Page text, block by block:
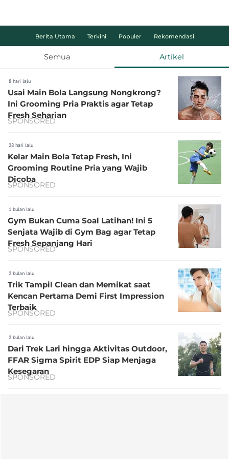
Berita Utama Terkini Populer Rekomendasi
Semua Artikel
8 hari lalu
Usai Main Bola Langsung Nongkrong?
Ini Grooming Pria Praktis agar Tetap
Fresh Seharian
SPONSORED
28 hari lalu
Kelar Main Bola Tetap Fresh, Ini
Grooming Routine Pria yang Wajib
Dicoba
SPONSORED
1 bulan lalu
Gym Bukan Cuma Soal Latihan! Ini 5
Senjata Wajib di Gym Bag agar Tetap
Fresh Sepanjang Hari
SPONSORED
2 bulan lalu
Trik Tampil Clean dan Memikat saat
Kencan Pertama Demi First Impression
Terbaik
SPONSORED
2 bulan lalu
Dari Trek Lari hingga Aktivitas Outdoor,
FFAR Sigma Spirit EDP Siap Menjaga
Kesegaran
SPONSORED